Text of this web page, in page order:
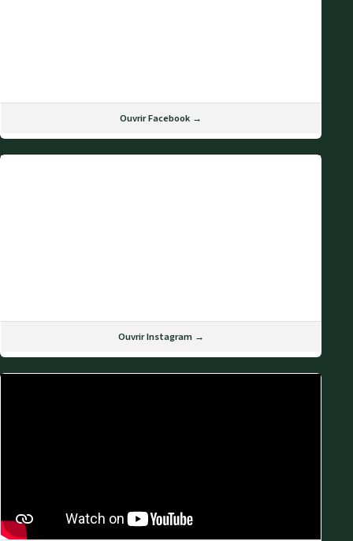
Ouvrir Facebook →
Ouvrir Instagram →